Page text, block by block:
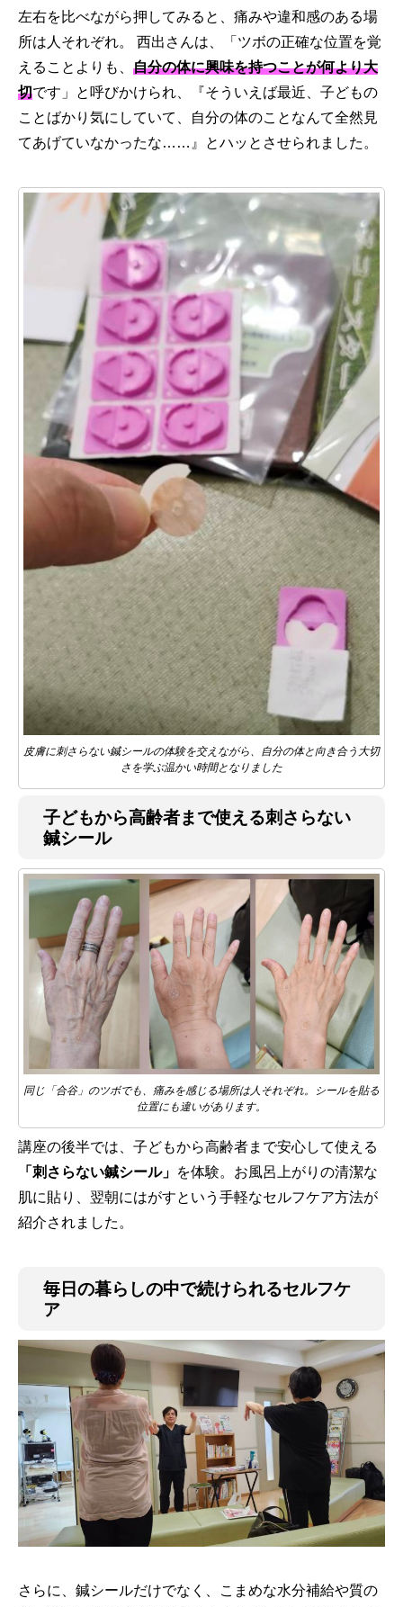
左右を比べながら押してみると、痛みや違和感のある場
所は人それぞれ。 西出さんは、「ツボの正確な位置を覚
えることよりも、 自分の体に興味を持つことが何より大
切です」と呼びかけられ、『そういえば最近、子どもの
ことばかり気にしていて、自分の体のことなんて全然見
てあげていなかったな……』とハッとさせられました。
皮膚に刺さらない鍼シールの体験を交えながら、自分の体と向き合う大切
さを学ぶ温かい時間となりました
子どもから高齢者まで使える刺さらない
鍼シール
同じ「合谷」のツボでも、痛みを感じる場所は人それぞれ。シールを貼る
位置にも違いがあります。
講座の後半では、子どもから高齢者まで安心して使える
「刺さらない鍼シール」 を体験。お風呂上がりの清潔な
肌に貼り、翌朝にはがすという手軽なセルフケア方法が
紹介されました。
毎日の暮らしの中で続けられるセルフケ
ア
さらに、鍼シールだけでなく、こまめな水分補給や質の